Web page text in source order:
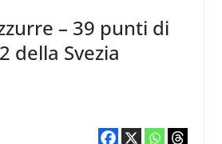
– 39 punti di
della Svezia